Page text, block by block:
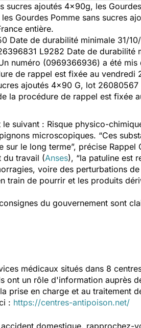
sucres ajoutés 4x90g, les
Gourdes Pomme sans sucres
entière.
Date de durabilité minimale 31/
L9282 Date de
numéro (0969366936) a été
de rappel est fixée au vendredi
ajoutés 4x90 G, lot
la procédure de rappel est fixée
suivant : Risque physico-
microscopiques. “Ces
sur le long terme”, précise Rappel
du travail (Anses), “la patuline est
voire des perturbations
train de pourrir et les produits
du gouvernement sont
médicaux situés dans 8
ont un rôle d'information auprès
prise en charge et au traitement
: https://centres-antipoison.net/
domestique, rapprochez-